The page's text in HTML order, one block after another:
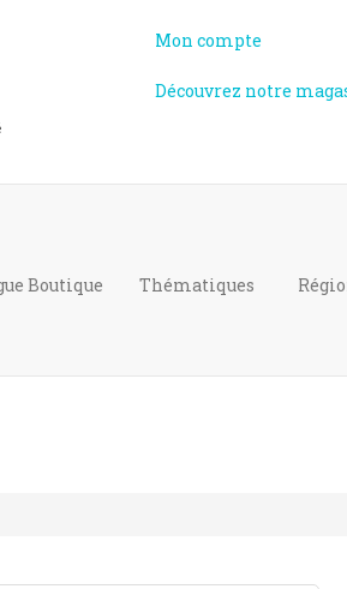
Mon compte
Découvrez notre
Boutique Thématiques